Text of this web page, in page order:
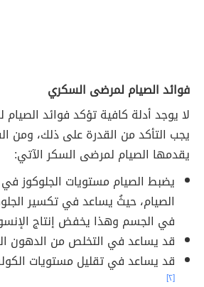
فوائد الصيام لمرضى السكري
لا يوجد أدلة كافية تؤكد فوائد
يجب التأكد من القدرة على ذلك، ومن
يقدمها الصيام لمرضى السكر الآتي:
يضبط الصيام مستويات الجلوكوز
الصيام، حيثُ يساعد في تكسير
في الجسم وهذا يخفض إنتاج
قد يساعد في التخلص من الدهون
قد يساعد في تقليل مستويات
[٢]